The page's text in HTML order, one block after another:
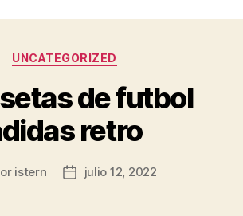
Categorías
UNCATEGORIZED
de futbol
retro
istern
Fechajulio 12, 2022